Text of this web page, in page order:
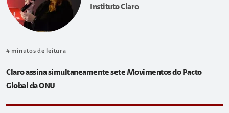
Instituto Claro
4 minutos de leitura
Claro assina simultaneamente sete Movimentos do Pacto
Global da ONU